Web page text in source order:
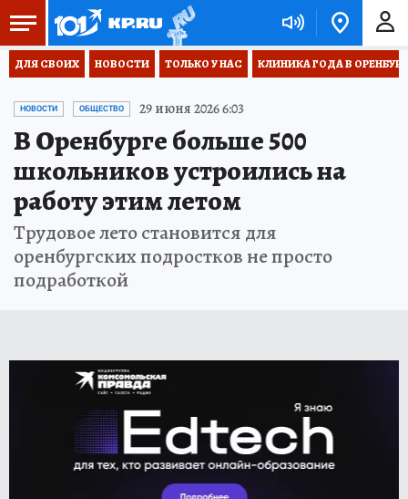
ДЛЯ СВОИХ НОВОСТИ ТОЛЬКО У НАС КЛИНИКА ГОДА В
НОВОСТИ ОБЩЕСТВО 29 июня 2026 6:03
В Оренбурге больше 500
школьников устроились на
работу этим летом
Трудовое лето становится для
оренбургских подростков не просто
подработкой